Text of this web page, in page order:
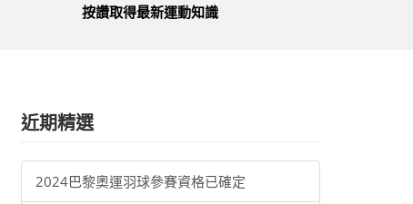
按讚取得最新運動知識
近期精選
2024巴黎奧運羽球參賽資格已確定